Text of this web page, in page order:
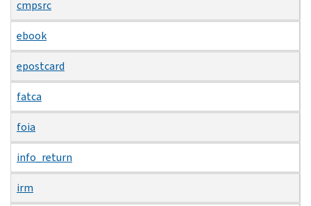
cmpsrc
ebook
epostcard
fatca
foia
info_return
irm